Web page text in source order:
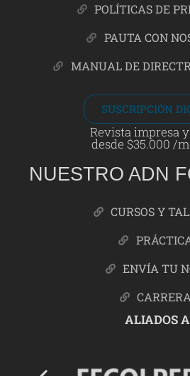
POLÍTICAS DE
PAUTA CON
MANUAL DE
SUSCRIPCIÓN
Revista impresa
desde $35.000 /
NUESTRO ADN
CURSOS Y
ENVÍA TU
ALIADOS